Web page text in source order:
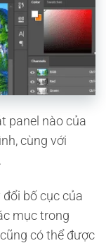
panel nào của
cùng với
bố cục của
mục trong
có thể được